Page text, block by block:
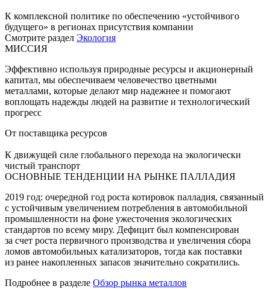
К комплексной политике по обеспечению «устойчивого
будущего» в регионах присутствия компании
Смотрите раздел Экология
МИССИЯ
Эффективно используя природные ресурсы и акционерный
капитал, мы обеспечиваем человечество цветными
металлами, которые делают мир надежнее и помогают
воплощать надежды людей на развитие и технологический
прогресс
От поставщика ресурсов
К движущей силе глобального перехода на экологически
чистый транспорт
ОСНОВНЫЕ ТЕНДЕНЦИИ НА РЫНКЕ ПАЛЛАДИЯ
2019 год: очередной год роста котировок палладия, связанный
с устойчивым увеличением потребления в автомобильной
промышленности на фоне ужесточения экологических
стандартов по всему миру. Дефицит был компенсирован
за счет роста первичного производства и увеличения сбора
ломов автомобильных катализаторов, тогда как поставки
из ранее накопленных запасов значительно сократились.
Подробнее в разделе Обзор рынка металлов